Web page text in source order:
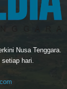
Nusa Tenggara.
hari.